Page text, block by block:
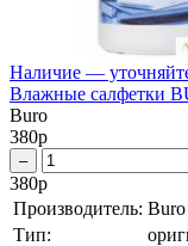
Наличие —
Влажные салфетки
Buro
380р
–
380р
Производитель: Buro
Тип: